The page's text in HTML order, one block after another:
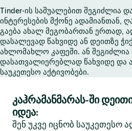
Tinder-ის საშუალებით შეგიძლია
ინტერესების მქონე ადამიანთან,
გაება ახალ მეგობართან ერთად,
დასალევად წახვიდე ან დეითზე
ახლომახლო კაფეში. ან შეგიძლია
დასათვალიერებლად წახვიდე და
საუკეთესო აქტივობები.
კაჰრამანმარას-ში
იდეა:
შენ უკვე იცნობ საუკეთესო